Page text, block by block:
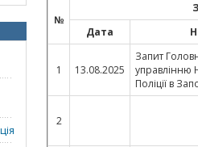
№
Дата
1 13.08.2025
Запит
управлінню
Поліції в
2